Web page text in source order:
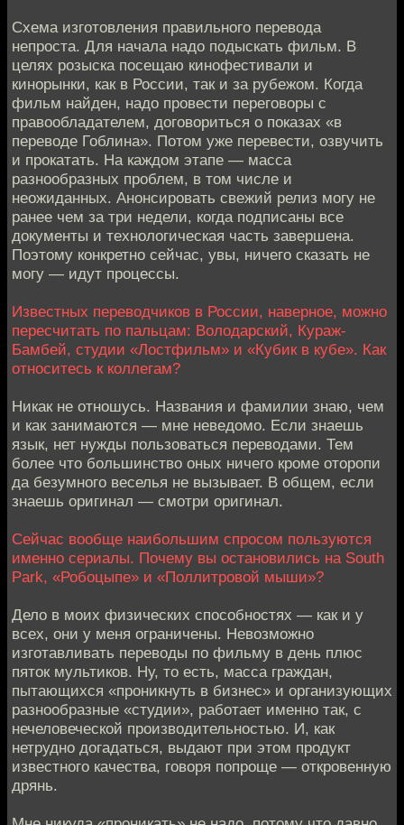
Схема изготовления правильного перевода
непроста. Для начала надо подыскать фильм. В
целях розыска посещаю кинофестивали и
кинорынки, как в России, так и за рубежом. Когда
фильм найден, надо провести переговоры с
правообладателем, договориться о показах «в
переводе Гоблина». Потом уже перевести, озвучить
и прокатать. На каждом этапе — масса
разнообразных проблем, в том числе и
неожиданных. Анонсировать свежий релиз могу не
ранее чем за три недели, когда подписаны все
документы и технологическая часть завершена.
Поэтому конкретно сейчас, увы, ничего сказать не
могу — идут процессы.
Известных переводчиков в России, наверное, можно
пересчитать по пальцам: Володарский, Кураж-
Бамбей, студии «Лостфильм» и «Кубик в кубе». Как
относитесь к коллегам?
Никак не отношусь. Названия и фамилии знаю, чем
и как занимаются — мне неведомо. Если знаешь
язык, нет нужды пользоваться переводами. Тем
более что большинство оных ничего кроме оторопи
да безумного веселья не вызывает. В общем, если
знаешь оригинал — смотри оригинал.
Сейчас вообще наибольшим спросом пользуются
именно сериалы. Почему вы остановились на South
Park, «Робоцыпе» и «Поллитровой мыши»?
Дело в моих физических способностях — как и у
всех, они у меня ограничены. Невозможно
изготавливать переводы по фильму в день плюс
пяток мультиков. Ну, то есть, масса граждан,
пытающихся «проникнуть в бизнес» и организующих
разнообразные «студии», работает именно так, с
нечеловеческой производительностью. И, как
нетрудно догадаться, выдают при этом продукт
известного качества, говоря попроще — откровенную
дрянь.